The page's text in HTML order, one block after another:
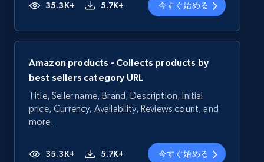
35.3K+ 5.7K+ 今すぐ始める
Amazon products - Collects products by
best sellers category URL
Title, Seller name, Brand, Description, Initial
price, Currency, Availability, Reviews count, and
more.
35.3K+ 5.7K+ 今すぐ始める